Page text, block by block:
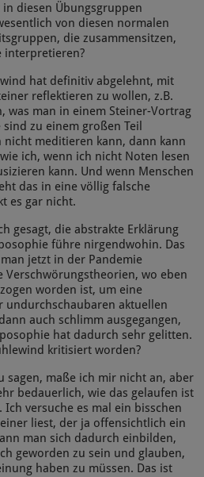
diesen Übungsgruppen
von diesen normalen
die zusammensitzen,
interpretieren?
hat definitiv abgelehnt, mit
reflektieren zu wollen, z.B.
was man in einem Steiner-Vortrag
zu einem großen Teil
nicht meditieren kann, dann kann
ich, wenn ich nicht Noten lesen
kann. Und wenn Menschen
das in eine völlig falsche
es gar nicht.
gesagt, die abstrakte Erklärung
führe nirgendwohin. Das
jetzt in der Pandemie
Verschwörungstheorien, wo eben
worden ist, um eine
undurchschaubaren aktuellen
auch schlimm ausgegangen,
hat dadurch sehr gelitten.
kritisiert worden?
sagen, maße ich mir nicht an, aber
bedauerlich, wie das gelaufen ist
versuche es mal ein bisschen
liest, der ja offensichtlich ein
man sich dadurch einbilden,
geworden zu sein und glauben,
haben zu müssen. Das ist